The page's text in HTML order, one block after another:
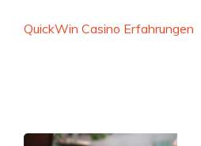
QuickWin Casino Erfahrungen